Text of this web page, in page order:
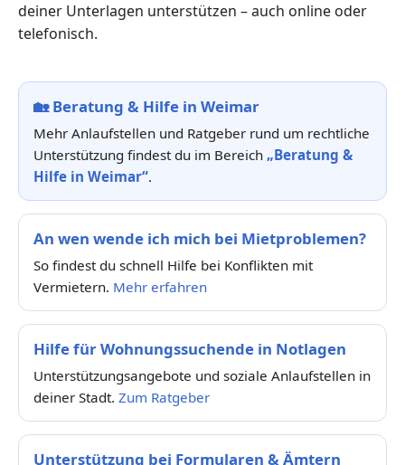
deiner Unterlagen unterstützen – auch online oder
telefonisch.
🏡Beratung & Hilfe in Weimar
Mehr Anlaufstellen und Ratgeber rund um rechtliche
Unterstützung findest du im Bereich „Beratung &
Hilfe in Weimar“.
An wen wende ich mich bei Mietproblemen?
So findest du schnell Hilfe bei Konflikten mit
Vermietern. Mehr erfahren
Hilfe für Wohnungssuchende in Notlagen
Unterstützungsangebote und soziale Anlaufstellen in
deiner Stadt. Zum Ratgeber
Unterstützung bei Formularen & Ämtern